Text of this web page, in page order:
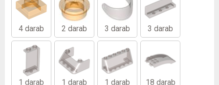
4 darab 2 darab 3 darab 3 darab
1 darab 1 darab 1 darab 18 darab